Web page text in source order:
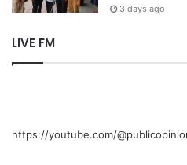
3 days ago
LIVE FM
https://youtube.com/